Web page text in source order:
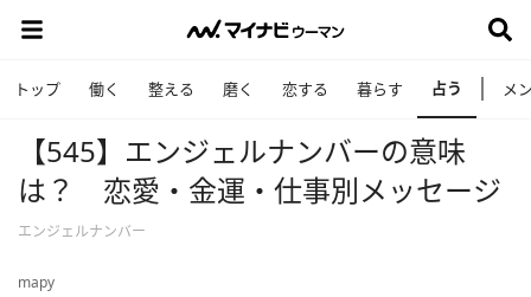
トップ 働く 整える 磨く 恋する 暮らす 占う メ
【545】エンジェルナンバーの意味
は？ 恋愛・金運・仕事別メッセージ
エンジェルナンバー
mapy